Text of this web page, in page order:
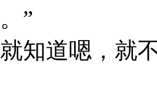
”
知道嗯，就